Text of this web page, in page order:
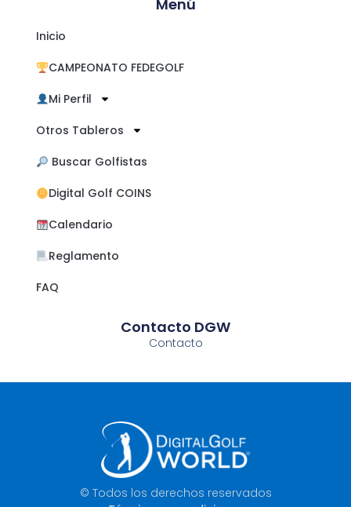
Menú
Inicio
CAMPEONATO FEDEGOLF
Mi Perfil
Otros Tableros
​ Buscar Golfistas
Digital Golf COINS
Calendario
Reglamento
FAQ
Contacto DGW
Contacto
© Todos los derechos reservados